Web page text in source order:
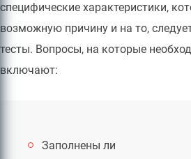
специфические характеристики,
возможную причину и на то,
тесты. Вопросы, на которые
включают:
Заполнены ли